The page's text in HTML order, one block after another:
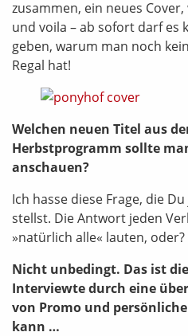
zusammen, ein neues
und voila – ab sofort darf es
geben, warum man noch
Regal hat!
Welchen neuen Titel aus
Herbstprogramm sollte
anschauen?
Ich hasse diese Frage, die
stellst. Die Antwort jeden
»natürlich alle« lauten, oder?
Nicht unbedingt. Das ist
Interviewte durch eine
von Promo und
kann …